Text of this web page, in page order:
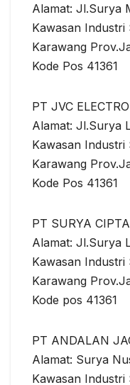
Alamat: Jl.Surya
Kawasan Industri
Karawang
Kode Pos 41361
PT JVC
Alamat: Jl.Surya
Kawasan Industri
Karawang
Kode Pos 41361
PT SURYA
Alamat: Jl.Surya
Kawasan Industri
Karawang
Kode pos 41361
PT ANDALAN
Alamat: Surya
Kawasan Industri